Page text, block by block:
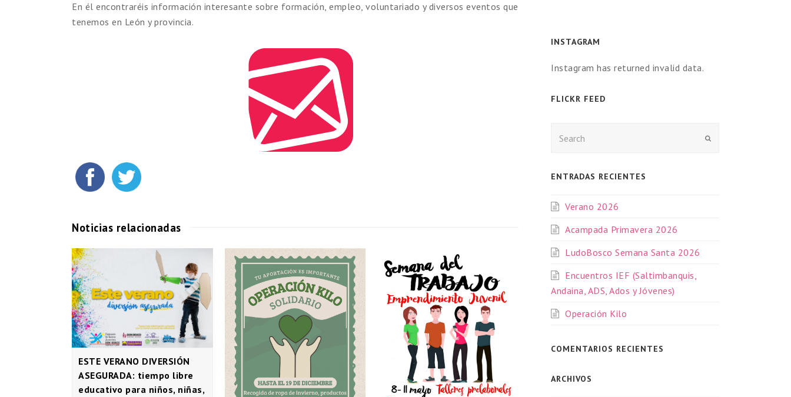
En él encontraréis información interesante sobre formación, empleo, voluntariado y diversos eventos que
tenemos en León y provincia.
Noticias relacionadas
ESTE VERANO DIVERSIÓN
ASEGURADA: tiempo libre
educativo para niños, niñas,
INSTAGRAM
Instagram has returned invalid data.
FLICKR FEED
ENTRADAS RECIENTES
Verano 2026
Acampada Primavera 2026
LudoBosco Semana Santa 2026
Encuentros IEF (Saltimbanquis,
Andaina, ADS, Ados y Jóvenes)
Operación Kilo
COMENTARIOS RECIENTES
ARCHIVOS